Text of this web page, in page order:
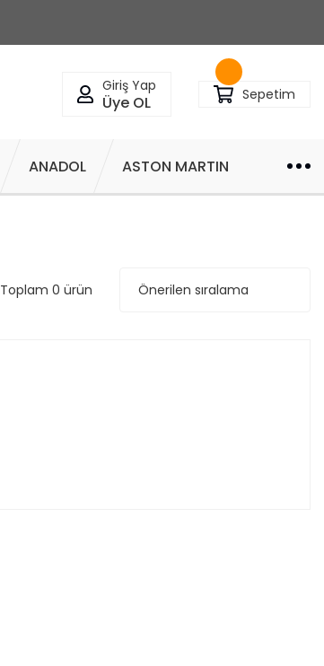
Giriş Yap
Üye OL Sepetim
ANADOL ASTON MARTIN
Toplam 0 ürün